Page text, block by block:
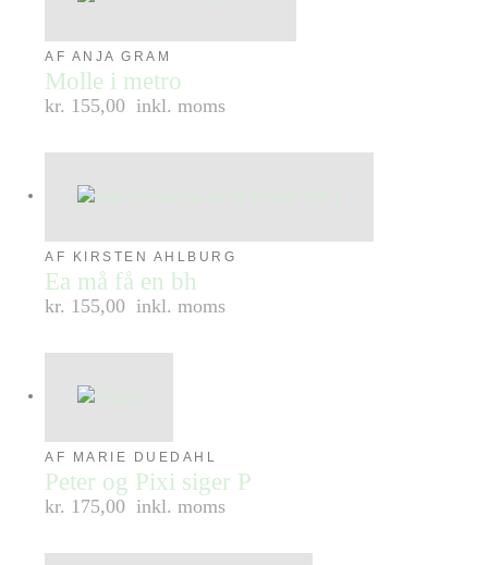
AF ANJA GRAM
Molle i metro
kr. 155,00 inkl. moms
AF KIRSTEN AHLBURG
Ea må få en bh
kr. 155,00 inkl. moms
AF MARIE DUEDAHL
Peter og Pixi siger P
kr. 175,00 inkl. moms